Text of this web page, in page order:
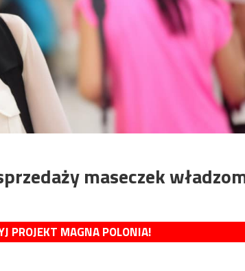
maseczek
PROJEKT MAGNA POLONIA!